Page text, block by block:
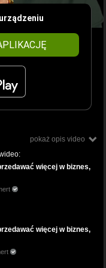
pokaż opis video
więcej w biznes,
więcej w biznes,